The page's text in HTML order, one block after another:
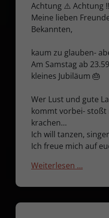
Achtung ⚠️ Achtung ‼️
Meine lieben
Bekannten,
kaum zu glauben-
Am Samstag ab
kleines Jubiläum 🎂
Wer Lust und gute
kommt vorbei- stoßt
krachen…
Ich will tanzen,
Ich freue mich auf
Weiterlesen …